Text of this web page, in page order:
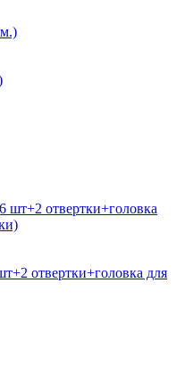
отвертки+головка для